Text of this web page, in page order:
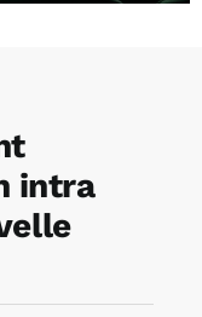
intra